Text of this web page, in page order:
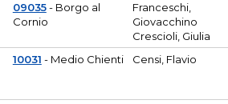
09035- Borgo al
Cornio
Franceschi,
Giovacchino
Crescioli, Giulia
10031 - Medio Chienti Censi, Flavio